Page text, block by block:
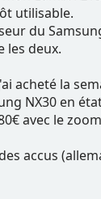
utilisable.
du
les deux.
acheté la
NX30 en
avec le
accus